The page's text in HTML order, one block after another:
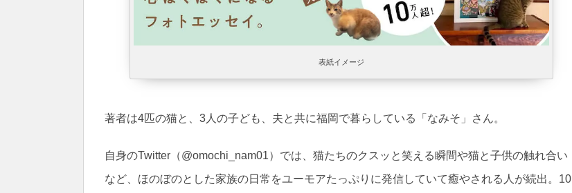
表紙イメージ
著者は4匹の猫と、3人の子ども、夫と共に福岡で暮らしている「なみそ」さん。
自身のTwitter（@omochi_nam01）では、猫たちのクスッと笑える瞬間や猫と子供の触れ合い
など、ほのぼのとした家族の日常をユーモアたっぷりに発信していて癒やされる人が続出。10